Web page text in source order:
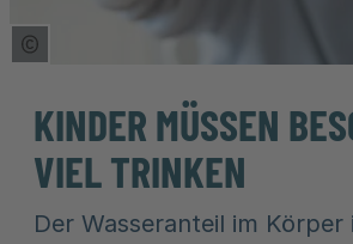
Copyright Tooltip öffnen
KINDER MÜSSEN
VIEL TRINKEN
Der Wasseranteil im Körper